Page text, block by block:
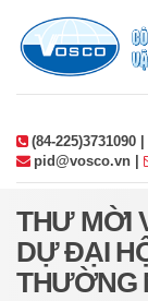
(84-225)3731090 |
pid@vosco.vn |
THƯ MỜI
DỰ ĐẠI
THƯỜNG